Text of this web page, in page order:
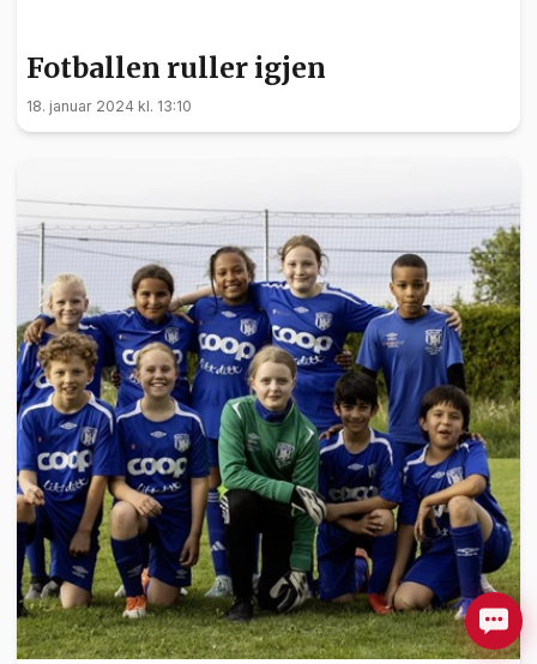
Fotballen ruller igjen
18. januar 2024 kl. 13:10